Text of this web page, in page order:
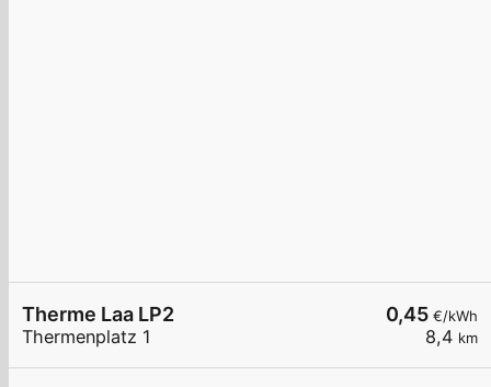
0,45 €/kWh
8,4 km
Therme Laa LP2
Thermenplatz 1